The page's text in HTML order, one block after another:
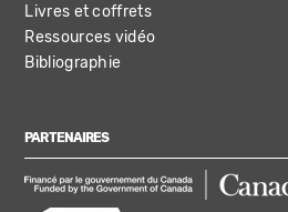
Livres et coffrets
Ressources vidéo
Bibliographie
PARTENAIRES